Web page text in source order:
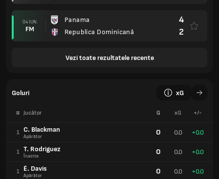
04 IUN.
FM
Panama
Republica Dominicană
4
2
Vezi toate rezultatele recente
Goluri xG
# Jucător G xG +/-
1 C. Blackman
Apărător 0 0.0 +0.0
1 T. Rodriguez
Înainte 0 0.0 +0.0
1 É. Davis
Apărător 0 0.0 +0.0